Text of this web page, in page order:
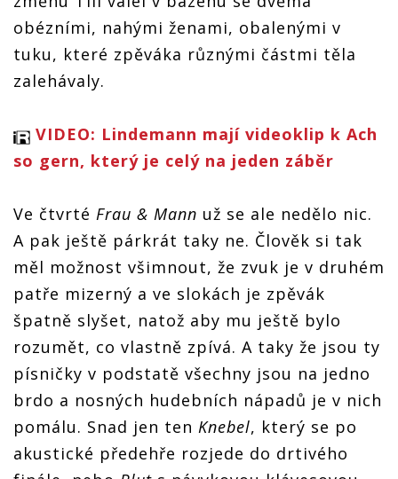
obézními, nahými ženami, obalenými v
tuku, které zpěváka různými částmi těla
zalehávaly.
VIDEO: Lindemann mají videoklip k Ach
so gern, který je celý na jeden záběr
Ve čtvrté Frau & Mann už se ale nedělo nic.
A pak ještě párkrát taky ne. Člověk si tak
měl možnost všimnout, že zvuk je v druhém
patře mizerný a ve slokách je zpěvák
špatně slyšet, natož aby mu ještě bylo
rozumět, co vlastně zpívá. A taky že jsou ty
písničky v podstatě všechny jsou na jedno
brdo a nosných hudebních nápadů je v nich
pomálu. Snad jen ten Knebel, který se po
akustické předehře rozjede do drtivého